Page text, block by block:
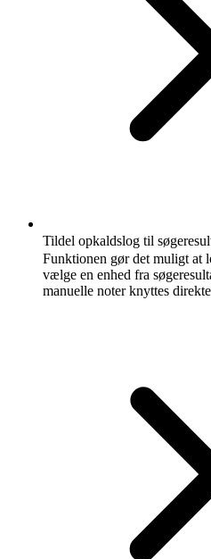
Tildel opkaldslog til
Funktionen gør det muligt at
vælge en enhed fra
manuelle noter knyttes